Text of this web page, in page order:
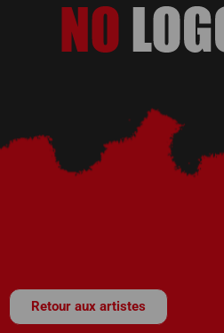
Retour aux artistes